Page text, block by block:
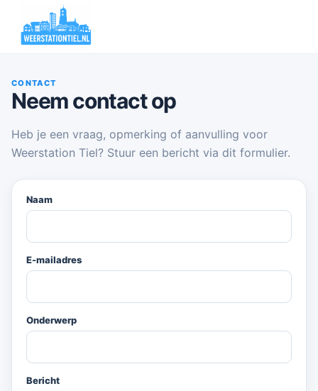
CONTACT
Neem contact op
Heb je een vraag, opmerking of aanvulling voor
Weerstation Tiel? Stuur een bericht via dit formulier.
Naam
E-mailadres
Onderwerp
Bericht